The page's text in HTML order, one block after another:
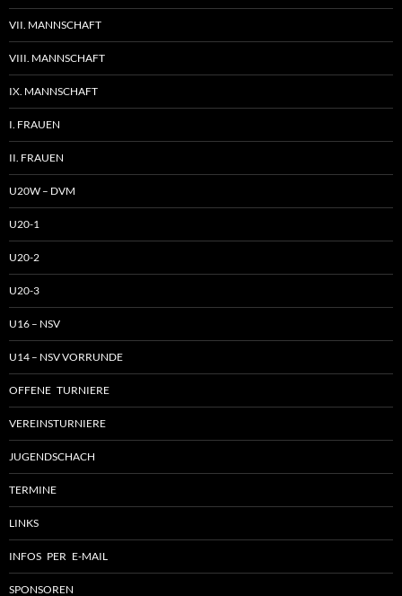
VII. MANNSCHAFT
VIII. MANNSCHAFT
IX. MANNSCHAFT
I. FRAUEN
II. FRAUEN
U20W – DVM
U20-1
U20-2
U20-3
U16 – NSV
U14 – NSV VORRUNDE
OFFENE TURNIERE
VEREINSTURNIERE
JUGENDSCHACH
TERMINE
LINKS
INFOS PER E-MAIL
SPONSOREN